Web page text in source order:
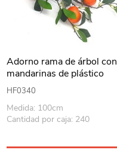
Adorno rama de árbol con
mandarinas de plástico
HF0340
Medida: 100cm
Cantidad por caja: 240